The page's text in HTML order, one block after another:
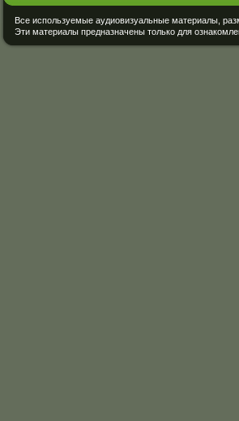
Все используемые аудиовизуальные материалы,
Эти материалы предназначены только для